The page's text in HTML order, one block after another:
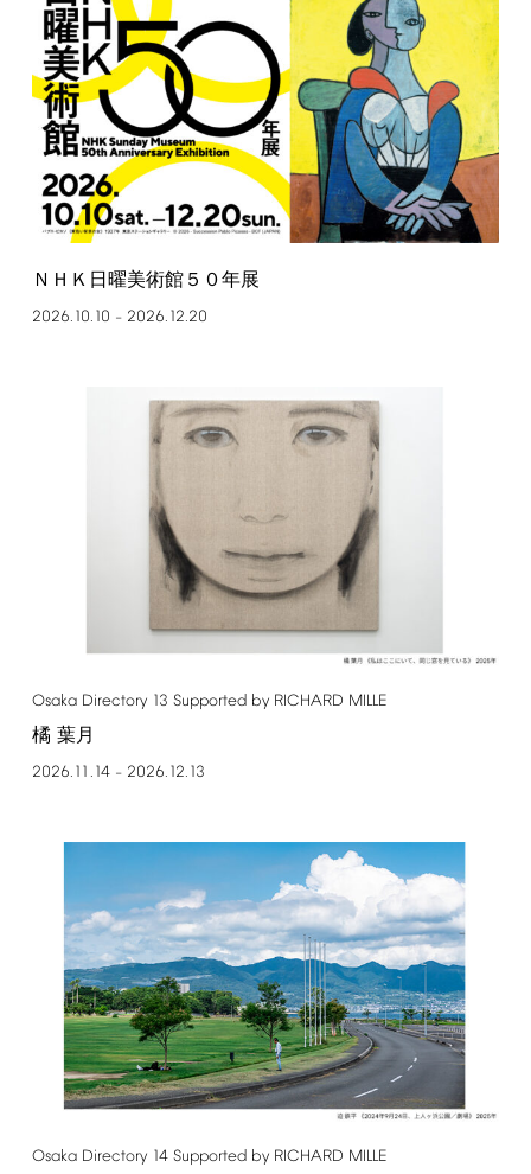
ＮＨＫ日曜美術館５０年展
2026.10.10 – 2026.12.20
Osaka Directory 13 Supported by RICHARD MILLE
橘 葉月
2026.11.14– 2026.12.13
Osaka Directory 14 Supported by RICHARD MILLE